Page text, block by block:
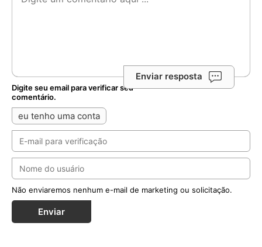
Enviar resposta
Digite seu email para verificar seu
comentário.
eu tenho uma conta
Não enviaremos nenhum e-mail de marketing ou solicitação.
Enviar